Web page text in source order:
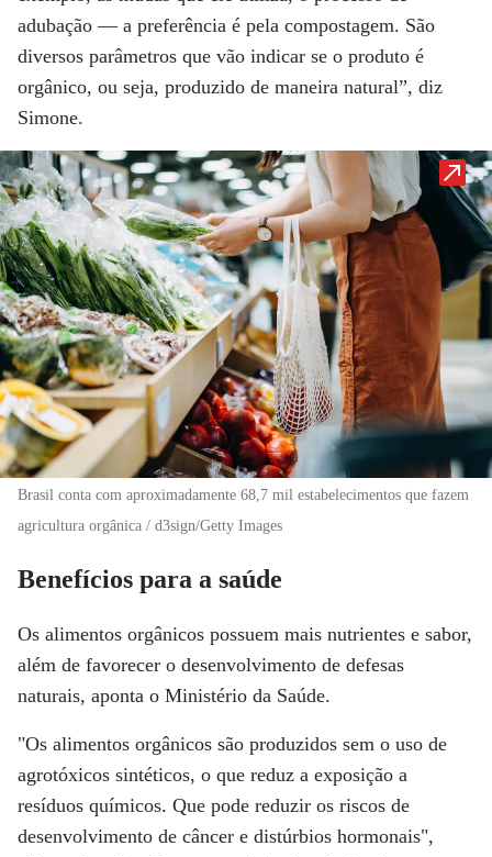
adubação — a preferência é pela compostagem. São
diversos parâmetros que vão indicar se o produto é
orgânico, ou seja, produzido de maneira natural”, diz
Simone.
Brasil conta com aproximadamente 68,7 mil estabelecimentos que fazem
agricultura orgânica / d3sign/Getty Images
Benefícios para a saúde
Os alimentos orgânicos possuem mais nutrientes e sabor,
além de favorecer o desenvolvimento de defesas
naturais, aponta o Ministério da Saúde.
"Os alimentos orgânicos são produzidos sem o uso de
agrotóxicos sintéticos, o que reduz a exposição a
resíduos químicos. Que pode reduzir os riscos de
desenvolvimento de câncer e distúrbios hormonais",